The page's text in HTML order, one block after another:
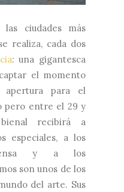
ciudades más
realiza, cada dos
: una gigantesca
el momento
para el
pero entre el 29 y
recibirá a
especiales, a los
y a los
son unos de los
del arte. Sus